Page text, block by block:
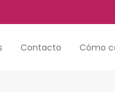
Contacto Cómo